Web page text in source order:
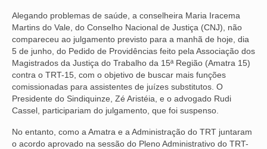
QUEM SOMOS
NOSSA HISTÓRIA
SUBSEDES
ARAÇATUBA
BAURU
PRESIDENTE PRUDENTE
Alegando problemas de saúde, a conselheira Maria Iracema
Martins do Vale, do Conselho Nacional de Justiça (CNJ), não
compareceu ao julgamento previsto para a manhã de hoje, dia
5 de junho, do Pedido de Providências feito pela Associação dos
Magistrados da Justiça do Trabalho da 15ª Região (Amatra 15)
contra o TRT-15, com o objetivo de buscar mais funções
comissionadas para assistentes de juízes substitutos. O
Presidente do Sindiquinze, Zé Aristéia, e o advogado Rudi
Cassel, participariam do julgamento, que foi suspenso.
No entanto, como a Amatra e a Administração do TRT juntaram
o acordo aprovado na sessão do Pleno Administrativo do TRT-